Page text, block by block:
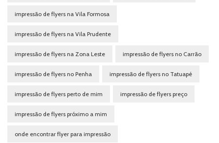
impressão de flyers na Vila Formosa
impressão de flyers na Vila Prudente
impressão de flyers na Zona Leste impressão de flyers no Carrão
impressão de flyers no Penha impressão de flyers no Tatuapé
impressão de flyers perto de mim impressão de flyers preço
impressão de flyers próximo a mim
onde encontrar flyer para impressão